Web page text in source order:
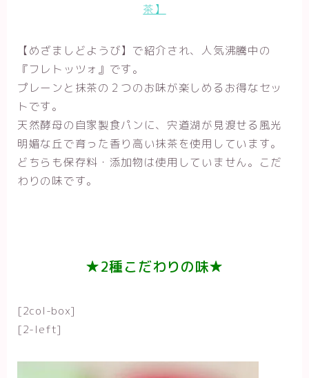
茶】
【めざましどようび】で紹介され、人気沸騰中の
『フレトッツォ』です。
プレーンと抹茶の２つのお味が楽しめるお得なセッ
トです。
天然酵母の自家製食パンに、宍道湖が見渡せる風光
明媚な丘で育った香り高い抹茶を使用しています。
どちらも保存料・添加物は使用していません。こだ
わりの味です。
★2種こだわりの味★
[2col-box]
[2-left]